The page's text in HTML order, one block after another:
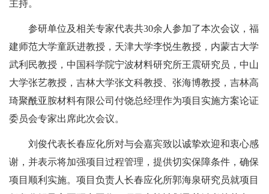
主持。
参研单位及相关专家代表共30余人参加了本次会议，福
建师范大学童跃进教授，天津大学李悦生教授，内蒙古大学
武利民教授，中国科学院宁波材料研究所王震研究员，中山
大学张艺教授，吉林大学张文科教授、张海博教授，吉林高
琦聚酰亚胺材料有限公司付饶总经理作为项目实施方案论证
委员会专家出席此次会议。
刘俊代表长春应化所对与会嘉宾致以诚挚欢迎和衷心感
谢，并表示将加强项目过程管理，提供切实保障条件，确保
项目顺利实施。项目负责人长春应化所郭海泉研究员就项目